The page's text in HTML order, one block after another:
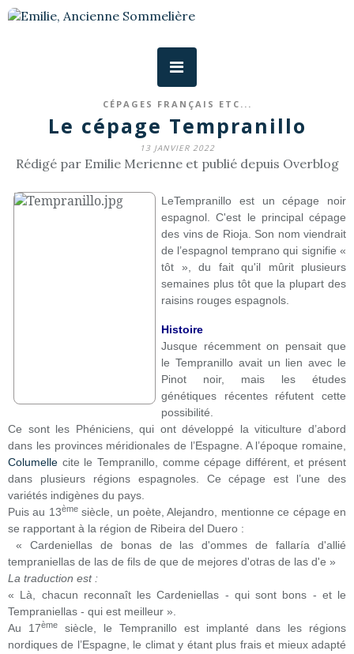
CÉPAGES FRANÇAIS ETC...
Le cépage Tempranillo
13 JANVIER 2022
Rédigé par Emilie Merienne et publié depuis Overblog
LeTempranillo est un cépage noir
espagnol. C'est le principal cépage
des vins de Rioja. Son nom viendrait
de l’espagnol temprano qui signifie «
tôt », du fait qu'il mûrit plusieurs
semaines plus tôt que la plupart des
raisins rouges espagnols.
Histoire
Jusque récemment on pensait que
le Tempranillo avait un lien avec le
Pinot noir, mais les études
génétiques récentes réfutent cette
possibilité.
Ce sont les Phéniciens, qui ont développé la viticulture d’abord
dans les provinces méridionales de l’Espagne. A l’époque romaine,
Columelle cite le Tempranillo, comme cépage différent, et présent
dans plusieurs régions espagnoles. Ce cépage est l’une des
variétés indigènes du pays.
Puis au 13èmesiècle, un poète, Alejandro, mentionne ce cépage en
se rapportant à la région de Ribeira del Duero :
« Cardeniellas de bonas de las d'ommes de fallaría d'allié
tempraniellas de las de fils de que de mejores d'otras de las d'e »
La traduction est :
« Là, chacun reconnaît les Cardeniellas - qui sont bons - et le
Tempraniellas - qui est meilleur ».
Au 17ème
siècle, le Tempranillo est implanté dans les régions
nordiques de l’Espagne, le climat y étant plus frais et mieux adapté